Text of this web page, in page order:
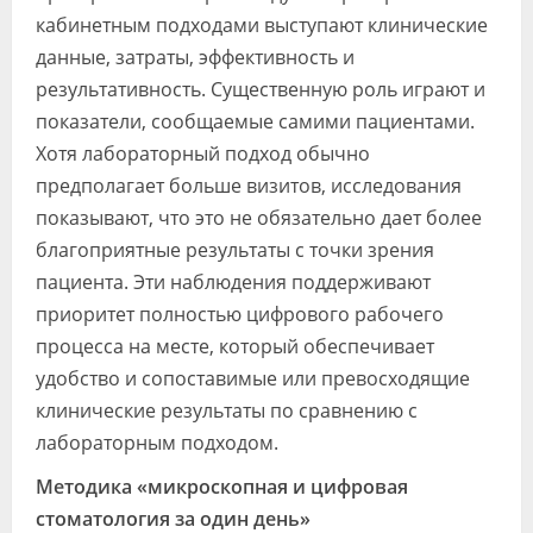
кабинетным подходами выступают клинические
данные, затраты, эффективность и
результативность. Существенную роль играют и
показатели, сообщаемые самими пациентами.
Хотя лабораторный подход обычно
предполагает больше визитов, исследования
показывают, что это не обязательно дает более
благоприятные результаты с точки зрения
пациента. Эти наблюдения поддерживают
приоритет полностью цифрового рабочего
процесса на месте, который обеспечивает
удобство и сопоставимые или превосходящие
клинические результаты по сравнению с
лабораторным подходом.
Методика «микроскопная и цифровая
стоматология за один день»